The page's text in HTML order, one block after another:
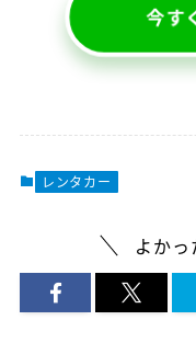
空港配車・引取
軽バンクラス
ハイブリッドク
トヨタハイブリッ
ミニバンクラス
トヨタミニバン
東京都
千葉県
埼玉県
法人向け
今す
レンタカー
よかっ